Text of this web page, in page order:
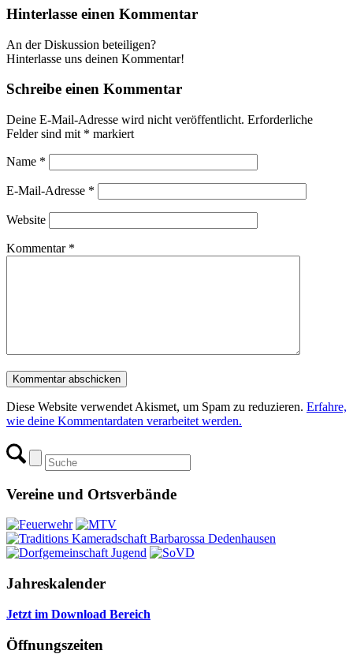
Hinterlasse einen Kommentar
An der Diskussion beteiligen?
Hinterlasse uns deinen Kommentar!
Schreibe einen Kommentar
Deine E-Mail-Adresse wird nicht veröffentlicht. Erforderliche
Felder sind mit * markiert
Name *
E-Mail-Adresse *
Website
Kommentar *
Diese Website verwendet Akismet, um Spam zu reduzieren. Erfahre,
wie deine Kommentardaten verarbeitet werden.
Vereine und Ortsverbände
Jahreskalender
Jetzt im Download Bereich
Öffnungszeiten